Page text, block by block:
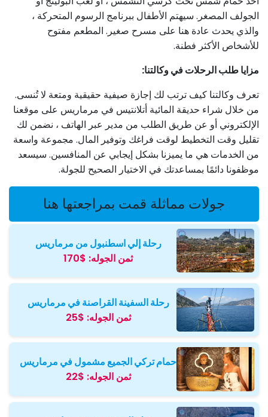
الجولف المصغر. سيهتم الأطفال ببرنامج الرسوم المتحركة ،
والذي يحدث عادة هنا على مسرح صغير. المطعم مفتوح
للأشخاص الأكثر فطنة.
مزايا طلب الرحلات في وكالتنا:
تعرف وكالتنا كيف ترتب لك إجازة صيفية حقيقية ومتعة لا تُنسى.
من خلال شراء حديقة المائية أتلانتيس في مرماريس على موقعنا
الإلكتروني أو عن طريق الطلب من مدير عبر الهاتف ، نضمن لك
تقليل وقت التخطيط لوقت فراغك وتوفير المال. مجموعة واسعة
من الخدمات هي ما يميزنا بشكل إيجابي عن المنافسين. سيسعد
موظفونا دائمًا بمساعدتك في الاختيار الصحيح للجولة.
جولات مماثلة قمت بمراجعتها هنا
رحلة إلي اسطنبول من مرماريس
ثمن الجوله: $170
رحلة السفينة القراصنة في مرماريس
ثمن الجوله: $25
حمام تركي الجميع مشمول في مرماريس
ثمن الجوله: $22